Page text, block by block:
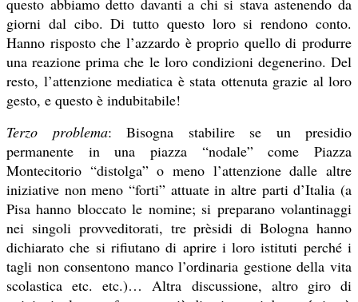
questo abbiamo detto davanti a chi si stava astenendo da
giorni dal cibo. Di tutto questo loro si rendono conto.
Hanno risposto che l’azzardo è proprio quello di produrre
una reazione prima che le loro condizioni degenerino. Del
resto, l’attenzione mediatica è stata ottenuta grazie al loro
gesto, e questo è indubitabile!
Terzo problema: Bisogna stabilire se un presidio
permanente in una piazza “nodale” come Piazza
Montecitorio “distolga” o meno l’attenzione dalle altre
iniziative non meno “forti” attuate in altre parti d’Italia (a
Pisa hanno bloccato le nomine; si preparano volantinaggi
nei singoli provveditorati, tre prèsidi di Bologna hanno
dichiarato che si rifiutano di aprire i loro istituti perché i
tagli non consentono manco l’ordinaria gestione della vita
scolastica etc. etc.)… Altra discussione, altro giro di